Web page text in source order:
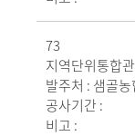
73
지역단위통합
발주처 : 샘골농
공사기간 :
비고 :